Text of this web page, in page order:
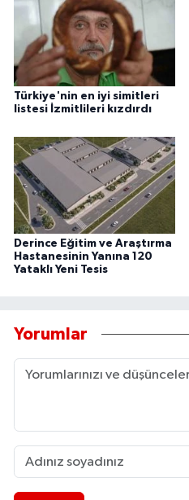
Türkiye'nin en iyi simitleri
listesi İzmitlileri kızdırdı
Derince Eğitim ve Araştırma
Hastanesinin Yanına 120
Yataklı Yeni Tesis
Yorumlar